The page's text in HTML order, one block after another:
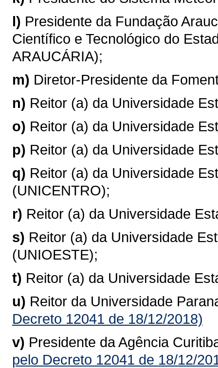
l) Presidente da Fundação
Científico e Tecnológico do
ARAUCÁRIA);
m) Diretor-Presidente da
n) Reitor (a) da Universidade
o) Reitor (a) da Universidade
p) Reitor (a) da Universidade
q) Reitor (a) da Universidade
(UNICENTRO);
r) Reitor (a) da Universidade
s) Reitor (a) da Universidade
(UNIOESTE);
t) Reitor (a) da Universidade
u) Reitor da Universidade
Decreto 12041 de 18/12/2018)
v) Presidente da Agência
pelo Decreto 12041 de 18/12/